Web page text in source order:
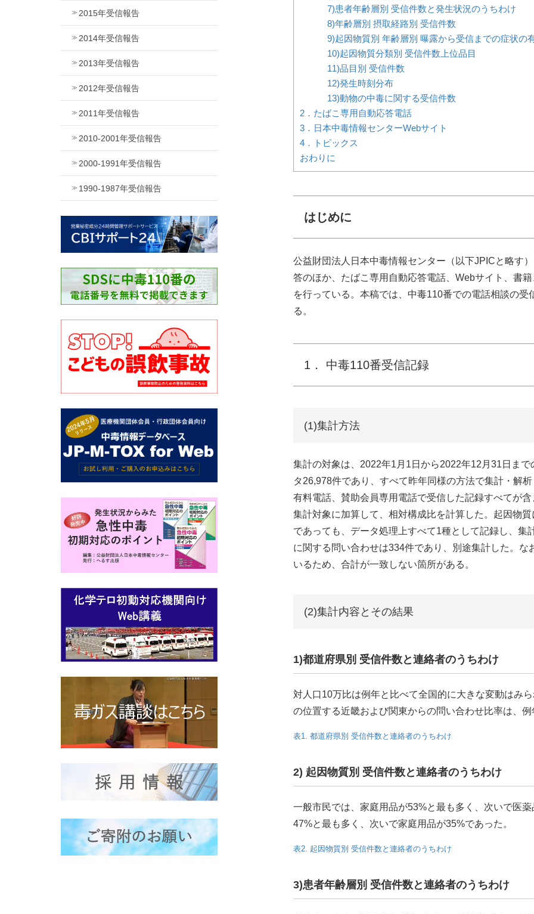
7)患者年齢層別 受信件数と発生状況のうちわけ
8)年齢層別 摂取経路別 受信件数
9)起因物質別 年齢層別 曝露から受信までの症状の
10)起因物質分類別 受信件数上位品目
11)品目別 受信件数
12)発生時刻分布
13)動物の中毒に関する受信件数
2．たばこ専用自動応答電話
3．日本中毒情報センターWebサイト
4．トピックス
おわりに
はじめに
公益財団法人日本中毒情報センター（以下JPICと略す
答のほか、たばこ専用自動応答電話、Webサイト、書
を行っている。本稿では、中毒110番での電話相談の
る。
1． 中毒110番受信記録
(1)集計方法
集計の対象は、2022年1月1日から2022年12月31日ま
タ26,978件であり、すべて昨年同様の方法で集計・解
有料電話、賛助会員専用電話で受信した記録すべてが
集計対象に加算して、相対構成比を計算した。起因物
であっても、データ処理上すべて1種として記録し、
に関する問い合わせは334件であり、別途集計した。
いるため、合計が一致しない箇所がある。
(2)集計内容とその結果
1)都道府県別 受信件数と連絡者のうちわけ
対人口10万比は例年と比べて全国的に大きな変動はみ
の位置する近畿および関東からの問い合わせ比率は、
表1. 都道府県別 受信件数と連絡者のうちわけ
2) 起因物質別 受信件数と連絡者のうちわけ
一般市民では、家庭用品が53%と最も多く、次いで医
47%と最も多く、次いで家庭用品が35%であった。
表2. 起因物質別 受信件数と連絡者のうちわけ
3)患者年齢層別 受信件数と連絡者のうちわけ
2015年受信報告
2014年受信報告
2013年受信報告
2012年受信報告
2011年受信報告
2010-2001年受信報告
2000-1991年受信報告
1990-1987年受信報告